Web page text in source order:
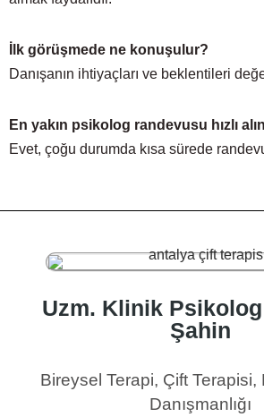
İlk görüşmede ne konuşulur?
Danışanın ihtiyaçları ve beklentileri
En yakın psikolog randevusu hızlı
Evet, çoğu durumda kısa sürede
Uzm. Klinik
Şahin
Bireysel Terapi, Çift Terapisi,
Danışmanlığı